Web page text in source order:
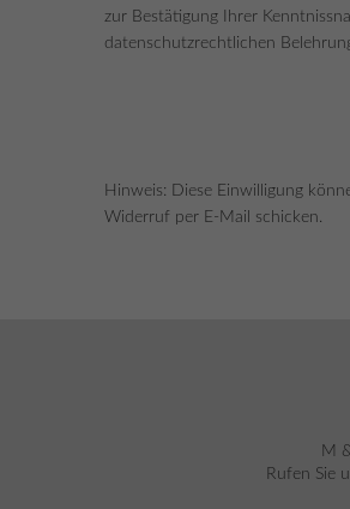
zur Bestätigung Ihrer
datenschutzrechtlichen
Hinweis: Diese Einwilligung
Widerruf per E-Mail schicken.
M
Rufen Sie